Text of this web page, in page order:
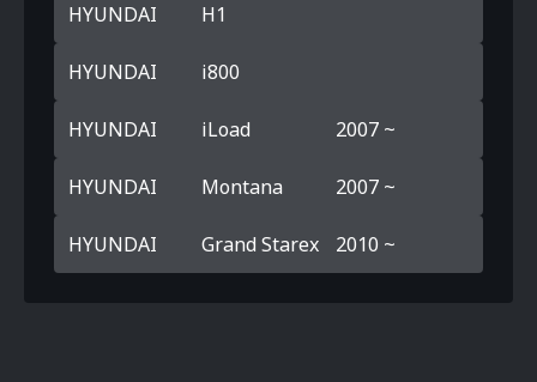
HYUNDAI H1
HYUNDAI i800
HYUNDAI iLoad 2007 ~
HYUNDAI Montana 2007 ~
HYUNDAI Grand Starex 2010 ~